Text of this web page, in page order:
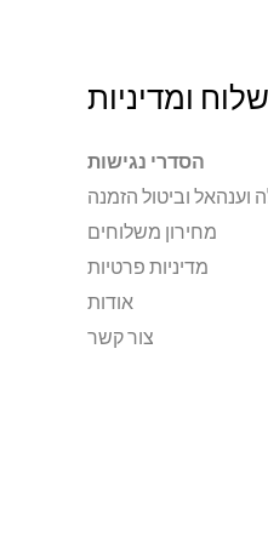
ומדיניות
הסדרי נגישות
וביטול הזמנה
מחירון משלוחים
מדיניות פרטיות
אודות
צור קשר